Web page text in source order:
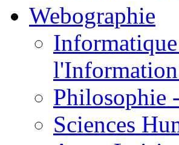
Webographie
Philosophie
Sciences